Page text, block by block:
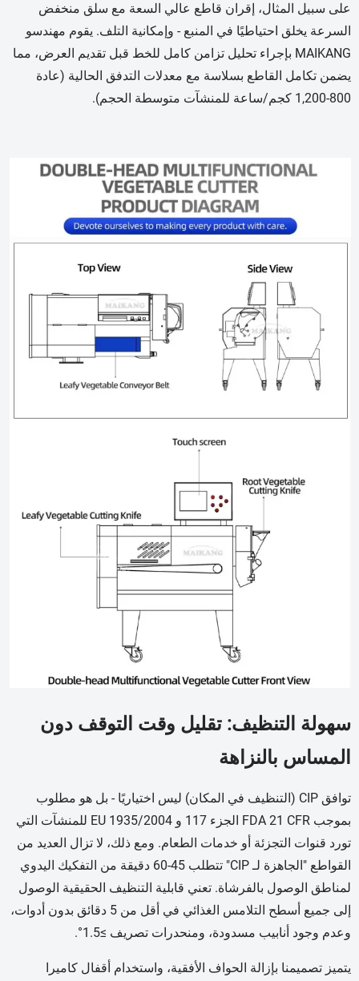
على سبيل المثال، إقران قاطع عالي السعة مع سلق منخفض
السرعة يخلق احتياطيًا في المنبع - وإمكانية التلف. يقوم مهندسو
MAIKANG بإجراء تحليل تزامن كامل للخط قبل تقديم العرض، مما
يضمن تكامل القاطع بسلاسة مع معدلات التدفق الحالية (عادة
800-1,200 كجم/ساعة للمنشآت متوسطة الحجم).
سهولة التنظيف: تقليل وقت التوقف دون
المساس بالنزاهة
توافق CIP (التنظيف في المكان) ليس اختياريًا - بل هو مطلوب
بموجب FDA 21 CFR الجزء 117 و EU 1935/2004 للمنشآت التي
تورد قنوات التجزئة أو خدمات الطعام. ومع ذلك، لا تزال العديد من
القواطع "الجاهزة لـ CIP" تتطلب 45-60 دقيقة من التفكيك اليدوي
لمناطق الوصول بالفرشاة. تعني قابلية التنظيف الحقيقية الوصول
إلى جميع أسطح التلامس الغذائي في أقل من 5 دقائق بدون أدوات،
وعدم وجود أنابيب مسدودة، ومنحدرات تصريف ≥1.5°.
يتميز تصميمنا بإزالة الحواف الأفقية، واستخدام أقفال كاميرا